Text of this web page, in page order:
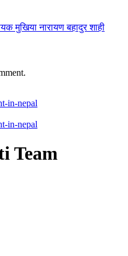
मुखिया नारायण बहादुर शाही
Team